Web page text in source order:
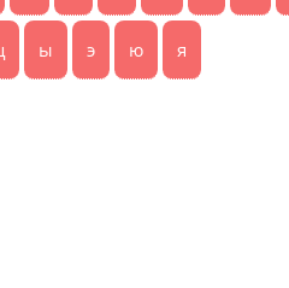
ы э ю я